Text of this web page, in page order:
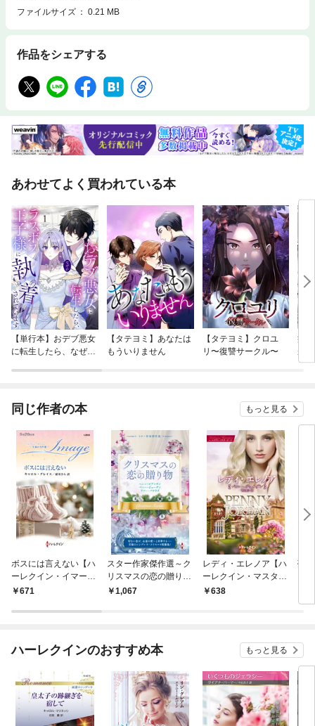
ファイルサイズ
0.21 MB
作品をシェアする
あわせてよく買われている本
【単行本】おデブ悪女
に転生したら、なぜか
【タテヨミ】あなたは
もういりません
【タテヨミ】クロユ
リ〜復讐サークル〜
病
が
ぎ
同じ作者の本 もっと見る
ボスには言えない【ハ
ーレクイン・イマージ
ュ版】
671
スター作家傑作選～ク
リスマスの恋の贈り物
～1,067
レディ・エレノア【ハ
ーレクイン・マスター
ピース版】
638
夢
ハーレクインのおすすめ本 もっと見る